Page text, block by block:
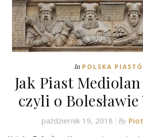
In POLSKA
Jak Piast
czyli o
październik 19, 2018 By